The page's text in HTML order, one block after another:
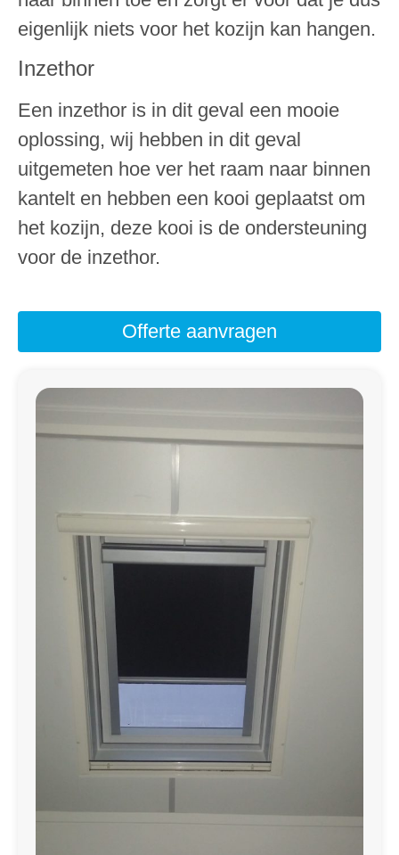
eigenlijk niets voor het kozijn kan hangen.
Inzethor
Een inzethor is in dit geval een mooie
oplossing, wij hebben in dit geval
uitgemeten hoe ver het raam naar binnen
kantelt en hebben een kooi geplaatst om
het kozijn, deze kooi is de ondersteuning
voor de inzethor.
Offerte aanvragen